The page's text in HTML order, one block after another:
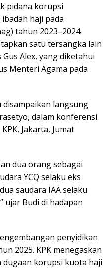
pidana korupsi
haji pada
tahun 2023–2024.
satu tersangka lain
Alex, yang diketahui
Menteri Agama pada
langsung
dalam konferensi
Jakarta, Jumat
dua orang sebagai
YCQ selaku eks
saudara IAA selaku
ujar Budi di hadapan
penyidikan
2025. KPK menegaskan
dugaan korupsi kuota haji